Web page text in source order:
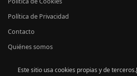
Política de Privacidad
Contacto
Quiénes somos
© 2026 24h
Este sitio usa cookies propias y de terceros.